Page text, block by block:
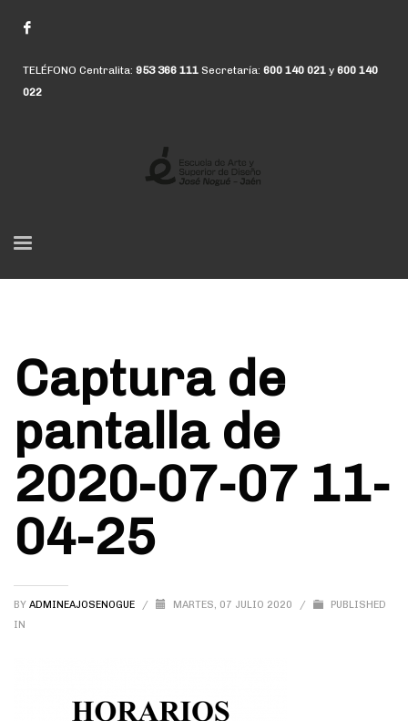
TELÉFONO Centralita: 953 366 111 Secretaría: 600 140 021 y 600 140
022
Captura de
pantalla de
2020-07-07 11-
04-25
BY ADMINEAJOSENOGUE / MARTES, 07 JULIO 2020 /
PUBLISHED
IN